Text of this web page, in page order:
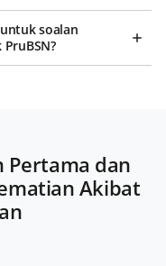
soalan
Pertama dan
Akibat